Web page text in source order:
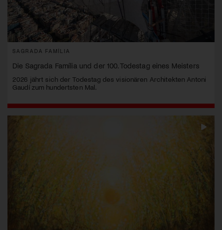
SAGRADA FAMÍLIA
Die Sagrada Família und der 100. Todestag eines Meisters
2026 jährt sich der Todestag des visionären Architekten Antoni
Gaudí zum hundertsten Mal.